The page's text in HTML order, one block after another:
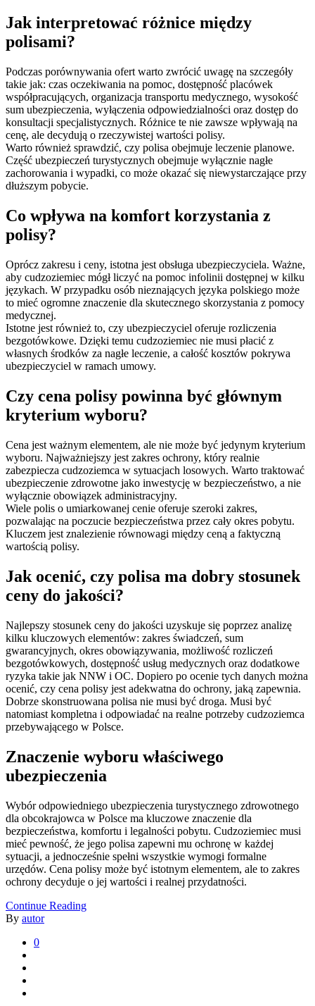
Jak interpretować różnice między
polisami?
Podczas porównywania ofert warto zwrócić uwagę na szczegóły
takie jak: czas oczekiwania na pomoc, dostępność placówek
współpracujących, organizacja transportu medycznego, wysokość
sum ubezpieczenia, wyłączenia odpowiedzialności oraz dostęp do
konsultacji specjalistycznych. Różnice te nie zawsze wpływają na
cenę, ale decydują o rzeczywistej wartości polisy.
Warto również sprawdzić, czy polisa obejmuje leczenie planowe.
Część ubezpieczeń turystycznych obejmuje wyłącznie nagłe
zachorowania i wypadki, co może okazać się niewystarczające przy
dłuższym pobycie.
Co wpływa na komfort korzystania z
polisy?
Oprócz zakresu i ceny, istotna jest obsługa ubezpieczyciela. Ważne,
aby cudzoziemiec mógł liczyć na pomoc infolinii dostępnej w kilku
językach. W przypadku osób nieznających języka polskiego może
to mieć ogromne znaczenie dla skutecznego skorzystania z pomocy
medycznej.
Istotne jest również to, czy ubezpieczyciel oferuje rozliczenia
bezgotówkowe. Dzięki temu cudzoziemiec nie musi płacić z
własnych środków za nagłe leczenie, a całość kosztów pokrywa
ubezpieczyciel w ramach umowy.
Czy cena polisy powinna być głównym
kryterium wyboru?
Cena jest ważnym elementem, ale nie może być jedynym kryterium
wyboru. Najważniejszy jest zakres ochrony, który realnie
zabezpiecza cudzoziemca w sytuacjach losowych. Warto traktować
ubezpieczenie zdrowotne jako inwestycję w bezpieczeństwo, a nie
wyłącznie obowiązek administracyjny.
Wiele polis o umiarkowanej cenie oferuje szeroki zakres,
pozwalając na poczucie bezpieczeństwa przez cały okres pobytu.
Kluczem jest znalezienie równowagi między ceną a faktyczną
wartością polisy.
Jak ocenić, czy polisa ma dobry stosunek
ceny do jakości?
Najlepszy stosunek ceny do jakości uzyskuje się poprzez analizę
kilku kluczowych elementów: zakres świadczeń, sum
gwarancyjnych, okres obowiązywania, możliwość rozliczeń
bezgotówkowych, dostępność usług medycznych oraz dodatkowe
ryzyka takie jak NNW i OC. Dopiero po ocenie tych danych można
ocenić, czy cena polisy jest adekwatna do ochrony, jaką zapewnia.
Dobrze skonstruowana polisa nie musi być droga. Musi być
natomiast kompletna i odpowiadać na realne potrzeby cudzoziemca
przebywającego w Polsce.
Znaczenie wyboru właściwego
ubezpieczenia
Wybór odpowiedniego ubezpieczenia turystycznego zdrowotnego
dla obcokrajowca w Polsce ma kluczowe znaczenie dla
bezpieczeństwa, komfortu i legalności pobytu. Cudzoziemiec musi
mieć pewność, że jego polisa zapewni mu ochronę w każdej
sytuacji, a jednocześnie spełni wszystkie wymogi formalne
urzędów. Cena polisy może być istotnym elementem, ale to zakres
ochrony decyduje o jej wartości i realnej przydatności.
Continue Reading
By autor
0